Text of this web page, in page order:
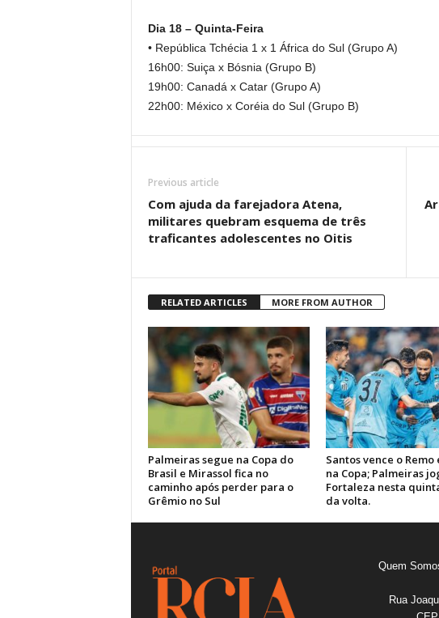
Dia 18 – Quinta-Feira
• República Tchécia 1 x 1 África do Sul (Grupo A)
16h00: Suiça x Bósnia (Grupo B)
19h00: Canadá x Catar (Grupo A)
22h00: México x Coréia do Sul (Grupo B)
Previous article
Com ajuda da farejadora Atena,
militares quebram esquema de três
traficantes adolescentes no Oitis
RELATED ARTICLES MORE FROM AUTHOR
Palmeiras segue na Copa do
Brasil e Mirassol fica no
caminho após perder para o
Grêmio no Sul
Santos vence o Remo
na Copa; Palmeiras
Fortaleza nesta
da volta.
Quem
Rua